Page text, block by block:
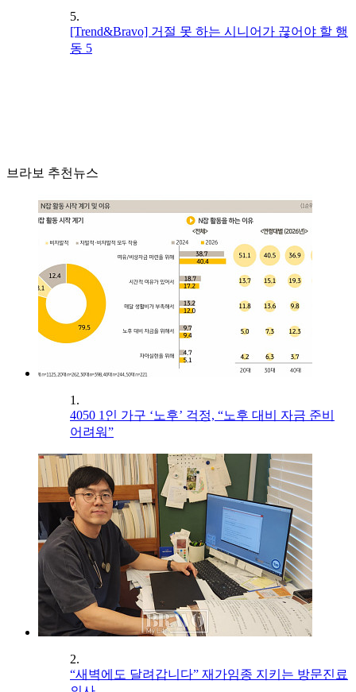
5.
[Trend&Bravo] 거절 못 하는 시니어가 끊어야 할 행
동 5
브라보 추천뉴스
1.
4050 1인 가구 ‘노후’ 걱정, “노후 대비 자금 준비
어려워”
2.
“새벽에도 달려갑니다” 재가임종 지키는 방문진료